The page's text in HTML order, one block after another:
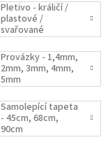
Pletivo - králičí /
plastové /
svařované
Provázky - 1,4mm,
2mm, 3mm, 4mm,
5mm
Samolepící tapeta
- 45cm, 68cm,
90cm